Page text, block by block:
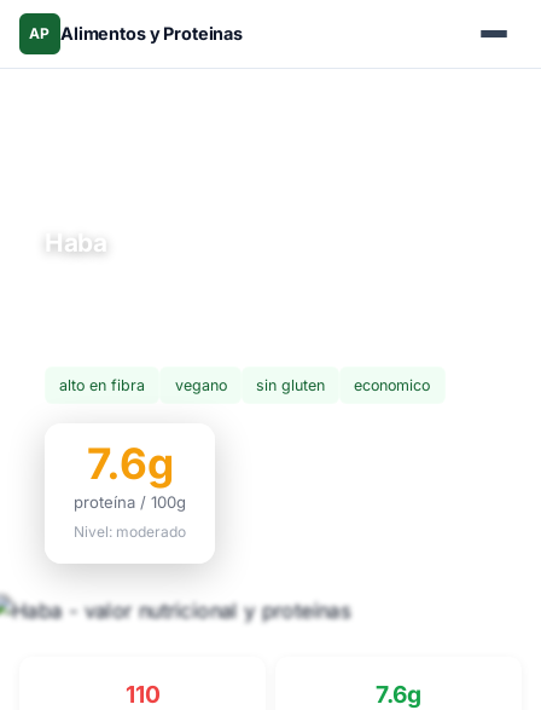
AP Alimentos y Proteinas
Haba
alto en fibra vegano sin gluten economico
7.6g
proteína / 100g
Nivel: moderado
110 7.6g